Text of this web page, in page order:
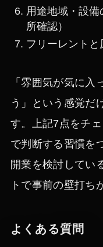
用途地域・設
所確認）
フリーレント
「雰囲気が気に入
う」という感覚だ
す。上記7点をチ
で判断する習慣を
開業を検討してい
トで事前の壁打ち
よくある質問